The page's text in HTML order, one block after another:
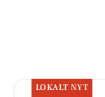
LOKALT NYT